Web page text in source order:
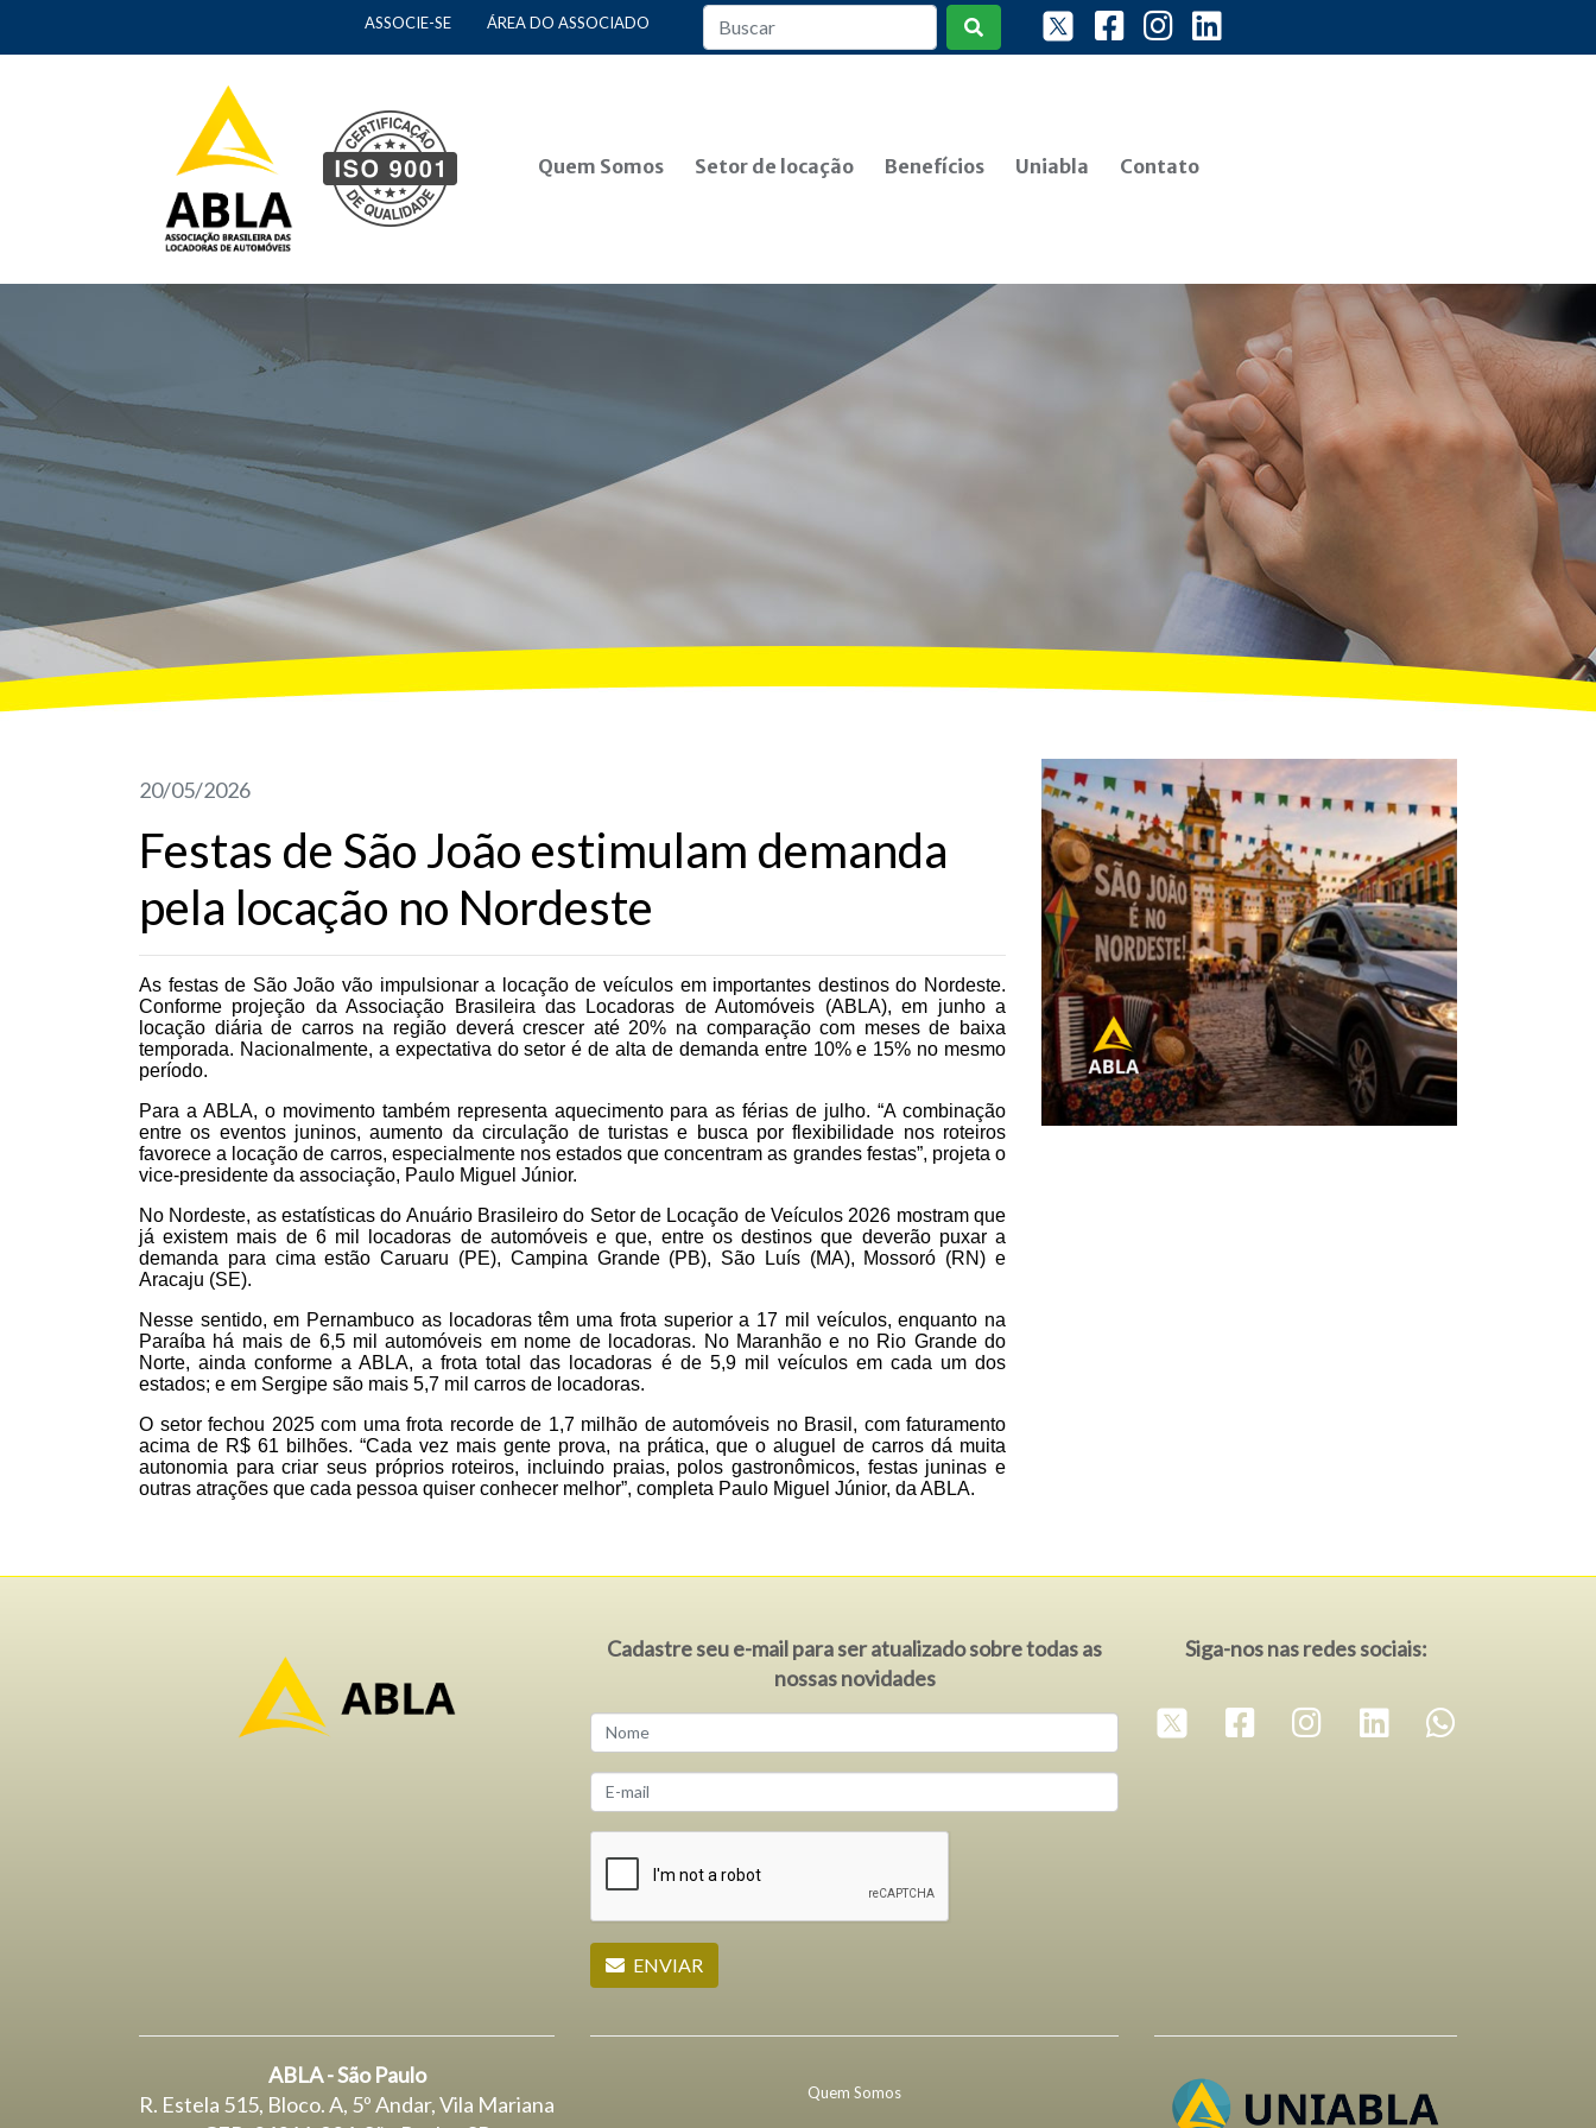
ASSOCIE-SE ÁREA DO ASSOCIADO
Quem Somos Setor de locação Benefícios Uniabla Contato
20/05/2026
Festas de São João estimulam demanda
pela locação no Nordeste
As festas de São João vão impulsionar a locação de veículos em importantes destinos do Nordeste.
Conforme projeção da Associação Brasileira das Locadoras de Automóveis (ABLA), em junho a
locação diária de carros na região deverá crescer até 20% na comparação com meses de baixa
temporada. Nacionalmente, a expectativa do setor é de alta de demanda entre 10% e 15% no mesmo
período.
Para a ABLA, o movimento também representa aquecimento para as férias de julho. “A combinação
entre os eventos juninos, aumento da circulação de turistas e busca por flexibilidade nos roteiros
favorece a locação de carros, especialmente nos estados que concentram as grandes festas”, projeta o
vice-presidente da associação, Paulo Miguel Júnior.
No Nordeste, as estatísticas do Anuário Brasileiro do Setor de Locação de Veículos 2026 mostram que
já existem mais de 6 mil locadoras de automóveis e que, entre os destinos que deverão puxar a
demanda para cima estão Caruaru (PE), Campina Grande (PB), São Luís (MA), Mossoró (RN) e
Aracaju (SE).
Nesse sentido, em Pernambuco as locadoras têm uma frota superior a 17 mil veículos, enquanto na
Paraíba há mais de 6,5 mil automóveis em nome de locadoras. No Maranhão e no Rio Grande do
Norte, ainda conforme a ABLA, a frota total das locadoras é de 5,9 mil veículos em cada um dos
estados; e em Sergipe são mais 5,7 mil carros de locadoras.
O setor fechou 2025 com uma frota recorde de 1,7 milhão de automóveis no Brasil, com faturamento
acima de R$ 61 bilhões. “Cada vez mais gente prova, na prática, que o aluguel de carros dá muita
autonomia para criar seus próprios roteiros, incluindo praias, polos gastronômicos, festas juninas e
outras atrações que cada pessoa quiser conhecer melhor”, completa Paulo Miguel Júnior, da ABLA.
Cadastre seu e-mail para ser atualizado sobre todas as
nossas novidades
ENVIAR
Siga-nos nas redes sociais:
ABLA - São Paulo
R. Estela 515, Bloco. A, 5º Andar, Vila Mariana
Quem Somos